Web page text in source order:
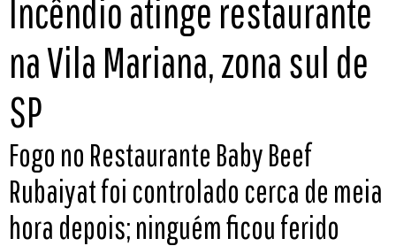
Incêndio atinge restaurante
na Vila Mariana, zona sul de
SP
Fogo no Restaurante Baby Beef
Rubaiyat foi controlado cerca de meia
hora depois; ninguém ficou ferido